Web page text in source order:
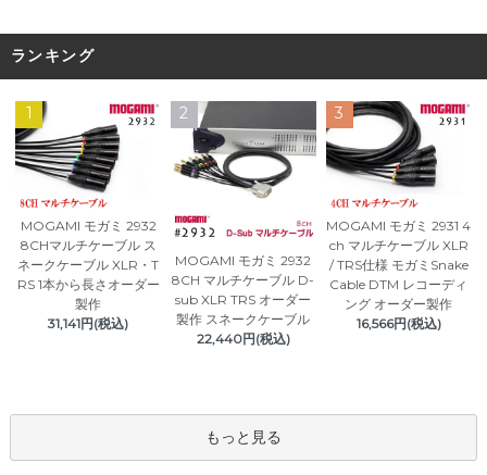
ランキング
1
MOGAMI モガミ 2932
8CHマルチケーブル ス
ネークケーブル XLR・T
RS 1本から長さオーダー
製作
31,141円(税込)
2
MOGAMI モガミ 2932
8CH マルチケーブル D-
sub XLR TRS オーダー
製作 スネークケーブル
22,440円(税込)
3
MOGAMI モガミ 2931 4
ch マルチケーブル XLR
/ TRS仕様 モガミSnake
Cable DTM レコーディ
ング オーダー製作
16,566円(税込)
もっと見る